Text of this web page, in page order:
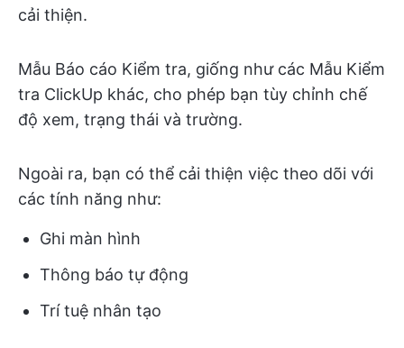
cải thiện.
Mẫu Báo cáo Kiểm tra, giống như các Mẫu Kiểm
tra ClickUp khác, cho phép bạn tùy chỉnh chế
độ xem, trạng thái và trường.
Ngoài ra, bạn có thể cải thiện việc theo dõi với
các tính năng như:
Ghi màn hình
Thông báo tự động
Trí tuệ nhân tạo